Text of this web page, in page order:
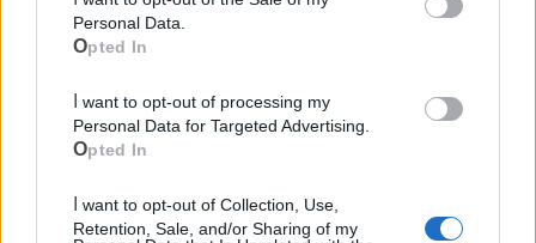
Personal Data.
Opted In
Personal Data for Targeted Advertising.
Opted In
Retention, Sale, and/or Sharing of my
Scopri tutte le notizie, gli eventi e la Web TV di Cia Puglia - Area
Due Mari